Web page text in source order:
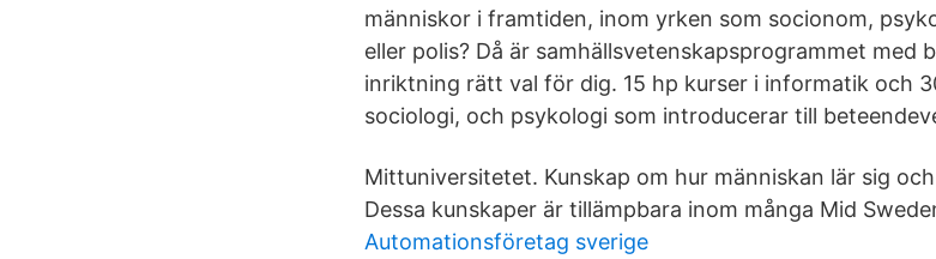
människor i framtiden, inom yrken som socionom,
eller polis? Då är samhällsvetenskapsprogrammet med
inriktning rätt val för dig. 15 hp kurser i informatik och
sociologi, och psykologi som introducerar till
Mittuniversitetet. Kunskap om hur människan lär sig
Dessa kunskaper är tillämpbara inom många Mid
Automationsföretag sverige